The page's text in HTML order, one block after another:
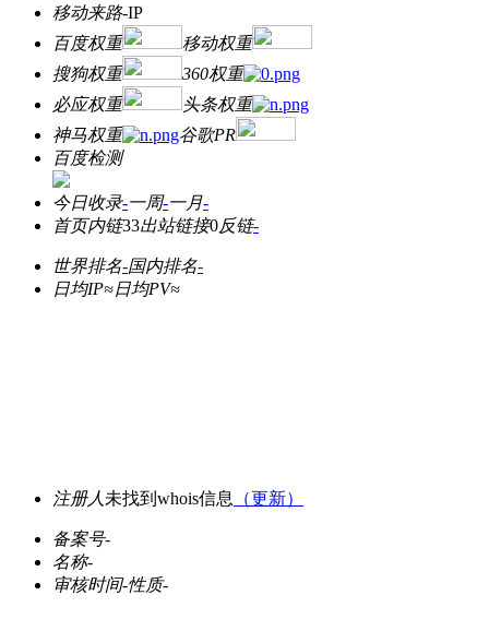
移动来路-IP
百度权重
移动权重
搜狗权重
360权重
必应权重
头条权重
神马权重
谷歌PR
百度检测
今日收录-一周-一月-
首页内链33出站链接0反链-
世界排名-国内排名-
日均IP≈日均PV≈
注册人 未找到whois信息 （更新）
备案号-
名称-
审核时间-性质-